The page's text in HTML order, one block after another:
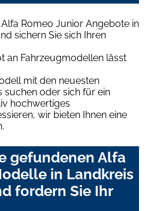
Romeo Junior Angebote in
sichern Sie sich Ihren
an Fahrzeugmodellen lässt
mit den neuesten
suchen oder sich für ein
hochwertiges
wir bieten Ihnen eine
gefundenen Alfa
in Landkreis
fordern Sie Ihr